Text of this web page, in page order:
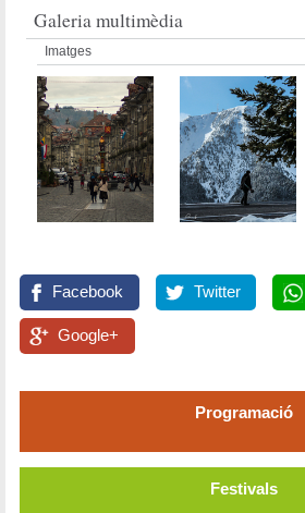
Galeria multimèdia
Imatges
Facebook Twitter
Google+
Programació
Festivals